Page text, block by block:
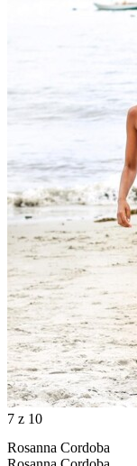
7 z 10
Rosanna Cordoba